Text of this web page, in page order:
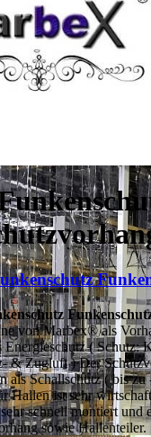
von Marbex® als
Energieschutz (Schutz:
& Zugluft ) Der
als Schallschutz ( bis
Hallen ist sehr
schnell montiert und
sowie Hallenteiler.